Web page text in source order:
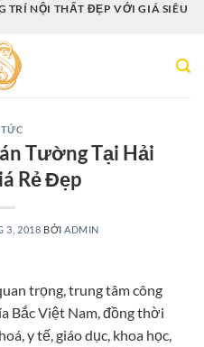
TRÍ NỘI THẤT ĐẸP VỚI GIÁ SIÊU
Tường Tại Hải
Rẻ Đẹp
3, 2018 BỞI ADMIN
trọng, trung tâm công
Bắc Việt Nam, đồng thời
y tế, giáo dục, khoa học,